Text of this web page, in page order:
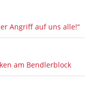
Angriff auf uns alle!“
am Bendlerblock